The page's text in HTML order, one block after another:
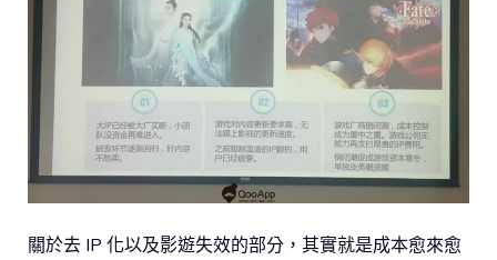
關於去 IP 化以及影遊失效的部分，其實就是成本愈來愈